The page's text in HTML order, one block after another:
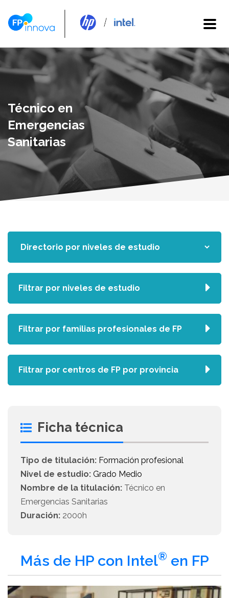
Técnico en
Emergencias
Sanitarias
Ficha técnica
Tipo de titulación: Formación profesional
Nivel de estudio: Grado Medio
Nombre de la titulación: Técnico en
Emergencias Sanitarias
Duración: 2000h
Más de HP con Intel® en FP
Filtrar por niveles de estudio
Filtrar por familias profesionales de FP
Filtrar por centros de FP por provincia